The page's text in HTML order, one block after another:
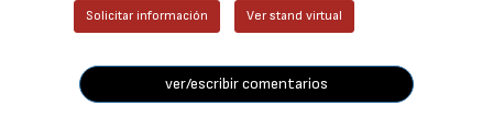
Solicitar información Ver stand virtual
ver/escribir comentarios